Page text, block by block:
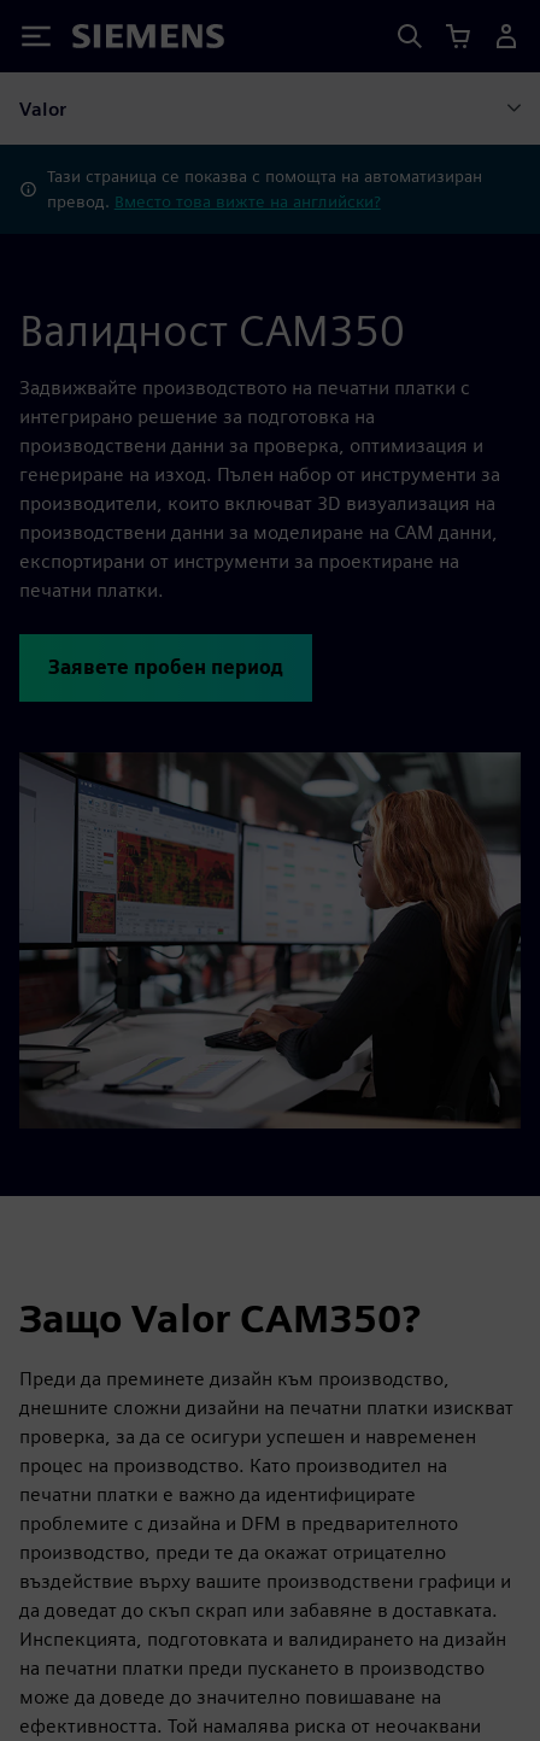
Siemens
Valor
Тази страница се показва с помощта на автоматизиран
превод. Вместо това вижте на английски?
Валидност CAM350
Задвижвайте производството на печатни платки с
интегрирано решение за подготовка на
производствени данни за проверка, оптимизация и
генериране на изход. Пълен набор от инструменти за
производители, които включват 3D визуализация на
производствени данни за моделиране на CAM данни,
експортирани от инструменти за проектиране на
печатни платки.
Заявете пробен период
Защо Valor CAM350?
Преди да преминете дизайн към производство,
днешните сложни дизайни на печатни платки изискват
проверка, за да се осигури успешен и навременен
процес на производство. Като производител на
печатни платки е важно да идентифицирате
проблемите с дизайна и DFM в предварителното
производство, преди те да окажат отрицателно
въздействие върху вашите производствени графици и
да доведат до скъп скрап или забавяне в доставката.
Инспекцията, подготовката и валидирането на дизайн
на печатни платки преди пускането в производство
може да доведе до значително повишаване на
ефективността. Той намалява риска от неочаквани